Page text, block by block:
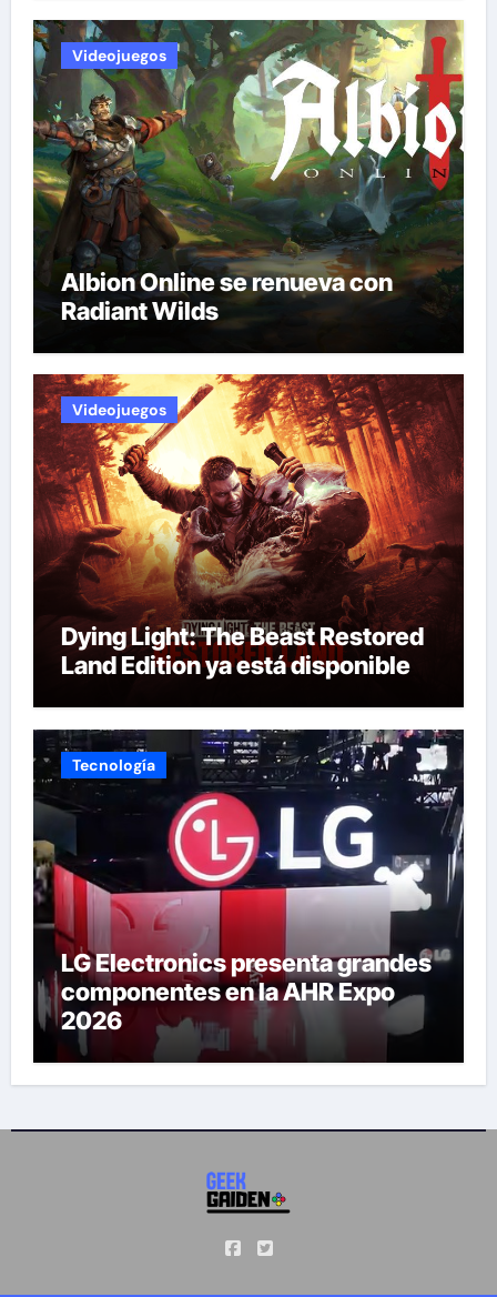
Videojuegos
Albion Online se renueva con
Radiant Wilds
Videojuegos
Dying Light: The Beast Restored
Land Edition ya está disponible
Tecnología
LG Electronics presenta grandes
componentes en la AHR Expo
2026